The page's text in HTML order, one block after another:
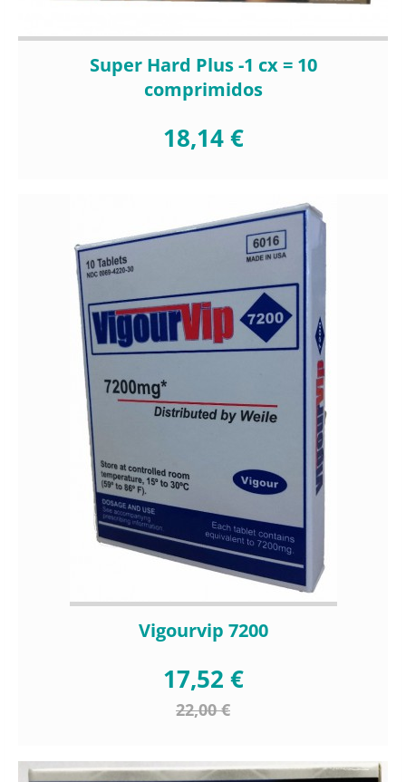
Super Hard Plus -1 cx = 10
comprimidos
18,14 €
Vigourvip 7200
17,52 €
22,00 €